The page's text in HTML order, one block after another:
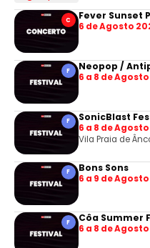
C Fever Sunset
6 de Agosto
F Neopop /
6 a 8 de
F SonicBlast
6 a 8 de
Vila Praia de
F Bons Sons
6 a 9 de
F Côa Summer
6 a 8 de